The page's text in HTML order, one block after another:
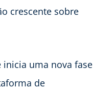
crescente sobre
inicia uma nova fase
de